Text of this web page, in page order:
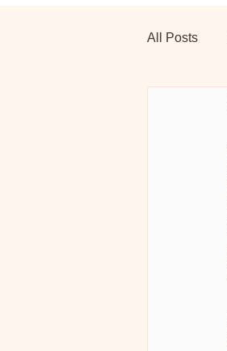
All Posts